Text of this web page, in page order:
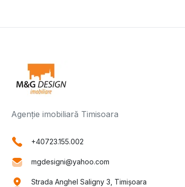
Agenție imobiliară Timisoara
+40723.155.002
mgdesigni@yahoo.com
Strada Anghel Saligny 3, Timișoara